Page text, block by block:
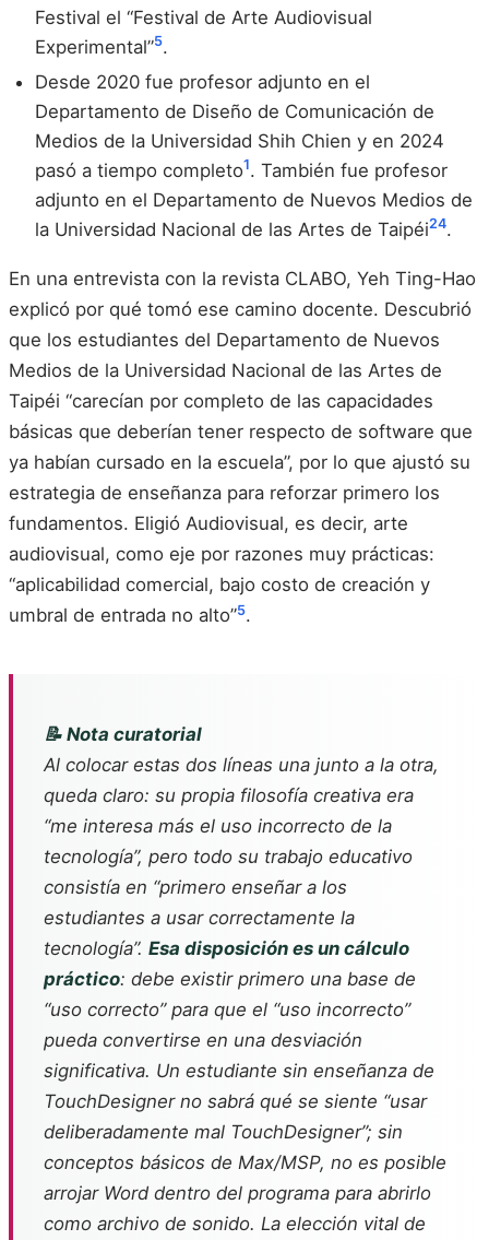
Festival el “Festival de Arte Audiovisual
Experimental”5.
Desde 2020 fue profesor adjunto en el
Departamento de Diseño de Comunicación de
Medios de la Universidad Shih Chien y en 2024
pasó a tiempo completo1. También fue profesor
adjunto en el Departamento de Nuevos Medios de
la Universidad Nacional de las Artes de Taipéi24.
En una entrevista con la revista CLABO, Yeh Ting-Hao
explicó por qué tomó ese camino docente. Descubrió
que los estudiantes del Departamento de Nuevos
Medios de la Universidad Nacional de las Artes de
Taipéi “carecían por completo de las capacidades
básicas que deberían tener respecto de software que
ya habían cursado en la escuela”, por lo que ajustó su
estrategia de enseñanza para reforzar primero los
fundamentos. Eligió Audiovisual, es decir, arte
audiovisual, como eje por razones muy prácticas:
“aplicabilidad comercial, bajo costo de creación y
umbral de entrada no alto”5.
📝 Nota curatorial
Al colocar estas dos líneas una junto a la otra,
queda claro: su propia filosofía creativa era
“me interesa más el uso incorrecto de la
tecnología”, pero todo su trabajo educativo
consistía en “primero enseñar a los
estudiantes a usar correctamente la
tecnología”. Esa disposición es un cálculo
práctico: debe existir primero una base de
“uso correcto” para que el “uso incorrecto”
pueda convertirse en una desviación
significativa. Un estudiante sin enseñanza de
TouchDesigner no sabrá qué se siente “usar
deliberadamente mal TouchDesigner”; sin
conceptos básicos de Max/MSP, no es posible
arrojar Word dentro del programa para abrirlo
como archivo de sonido. La elección vital de